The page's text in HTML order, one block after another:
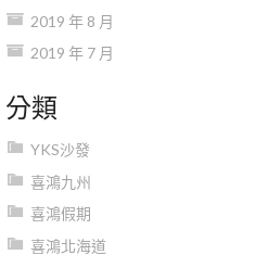
2019 年 8 月
2019 年 7 月
分類
YKS沙發
喜鴻九州
喜鴻假期
喜鴻北海道